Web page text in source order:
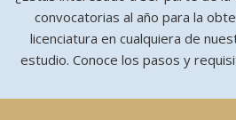
convocatorias al año para la
licenciatura en cualquiera de
estudio. Conoce los pasos y